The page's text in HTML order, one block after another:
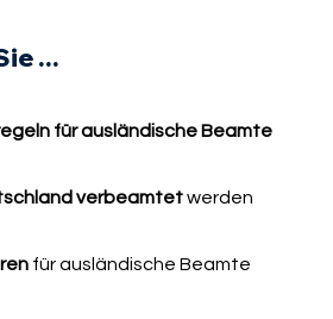
...
für ausländische Beamte
verbeamtetwerden
für ausländische Beamte